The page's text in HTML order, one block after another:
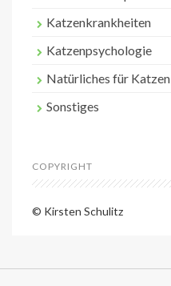
Katzenkrankheiten
Katzenpsychologie
Natürliches für Katzen
Sonstiges
COPYRIGHT
© Kirsten Schulitz